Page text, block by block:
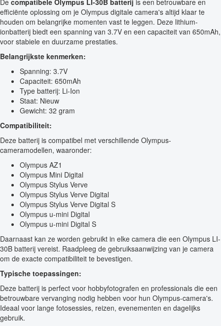
De compatibele Olympus LI-30B batterij is een betrouwbare en
efficiënte oplossing om je Olympus digitale camera's altijd klaar te
houden om belangrijke momenten vast te leggen. Deze lithium-
ionbatterij biedt een spanning van 3.7V en een capaciteit van 650mAh,
voor stabiele en duurzame prestaties.
Belangrijkste kenmerken:
Spanning: 3.7V
Capaciteit: 650mAh
Type batterij: Li-Ion
Staat: Nieuw
Gewicht: 32 gram
Compatibiliteit:
Deze batterij is compatibel met verschillende Olympus-
cameramodellen, waaronder:
Olympus AZ1
Olympus Mini Digital
Olympus Stylus Verve
Olympus Stylus Verve Digital
Olympus Stylus Verve Digital S
Olympus u-mini Digital
Olympus u-mini Digital S
Daarnaast kan ze worden gebruikt in elke camera die een Olympus LI-
30B batterij vereist. Raadpleeg de gebruiksaanwijzing van je camera
om de exacte compatibiliteit te bevestigen.
Typische toepassingen:
Deze batterij is perfect voor hobbyfotografen en professionals die een
betrouwbare vervanging nodig hebben voor hun Olympus-camera's.
Ideaal voor lange fotosessies, reizen, evenementen en dagelijks
gebruik.